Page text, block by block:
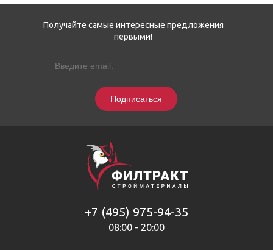
Получайте самые интересные предложения
первыми!
Подписаться
+7 (495) 975-94-35
08:00 - 20:00